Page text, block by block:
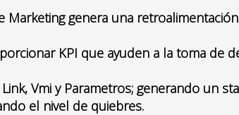
Marketing genera una
KPI que ayuden a la toma de
Vmi y Parametros; generando un
el nivel de quiebres.